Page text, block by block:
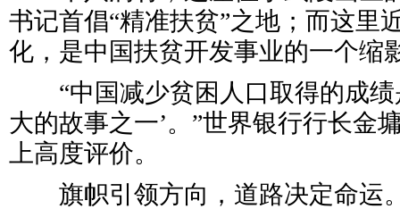
书记首倡“精准扶贫”之地；而这里
化，是中国扶贫开发事业的一个缩
“中国减少贫困人口取得的成绩
大的故事之一’。”世界银行行长金
上高度评价。
旗帜引领方向，道路决定命运